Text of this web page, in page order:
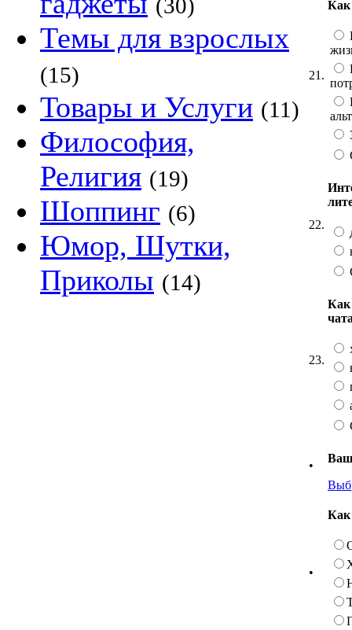
(30)
Темы для взрослых
(15)
Товары и Услуги (11)
Философия,
Религия (19)
Шоппинг (6)
Юмор, Шутки,
Приколы (14)
21.
Как
22.
23.
Как
•
•
Как